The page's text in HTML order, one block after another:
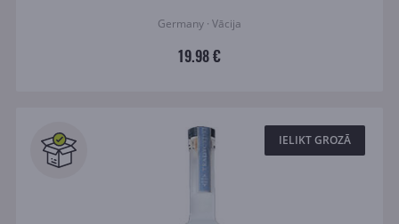
Germany · Vācija
19.98 €
IELIKT GROZĀ